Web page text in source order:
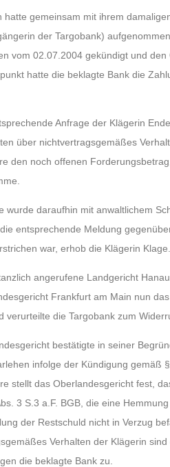
hatte gemeinsam mit ihrem
der Targobank)
vom 02.07.2004 gekündigt und
hatte die beklagte Bank die
Anfrage der Klägerin
über nichtvertragsgemäßes
den noch offenen
wurde daraufhin mit anwaltlichem
entsprechende Meldung
war, erhob die Klägerin Klage.
angerufene Landgericht
Frankfurt am Main nun
verurteilte die Targobank zum
bestätigte in seiner
infolge der Kündigung gemäß
stellt das Oberlandesgericht fest,
3 S.3 a.F. BGB, die eine
der Restschuld nicht in Verzug
Verhalten der Klägerin
die beklagte Bank zu.